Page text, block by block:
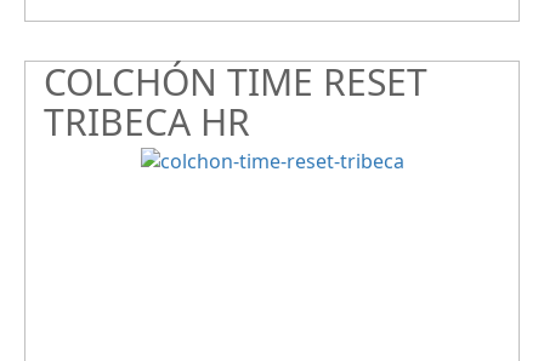
COLCHÓN TIME RESET
TRIBECA HR